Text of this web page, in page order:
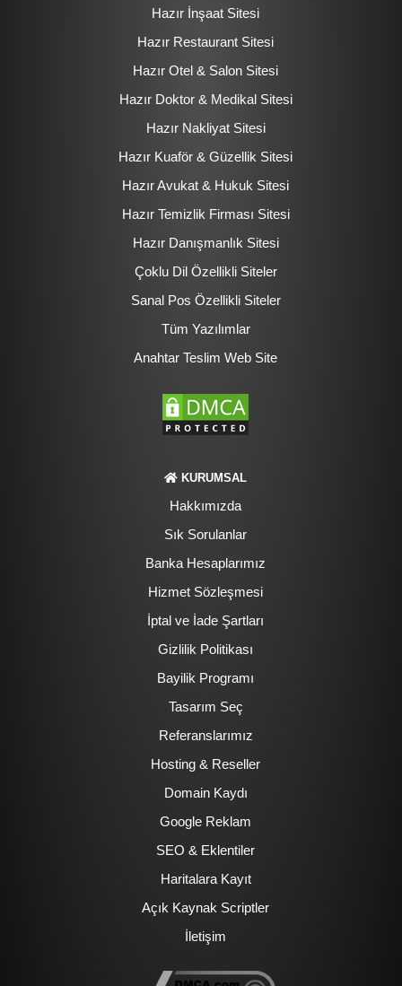
Hazır İnşaat Sitesi
Hazır Restaurant Sitesi
Hazır Otel & Salon Sitesi
Hazır Doktor & Medikal Sitesi
Hazır Nakliyat Sitesi
Hazır Kuaför & Güzellik Sitesi
Hazır Avukat & Hukuk Sitesi
Hazır Temizlik Firması Sitesi
Hazır Danışmanlık Sitesi
Çoklu Dil Özellikli Siteler
Sanal Pos Özellikli Siteler
Tüm Yazılımlar
Anahtar Teslim Web Site
KURUMSAL
Hakkımızda
Sık Sorulanlar
Banka Hesaplarımız
Hizmet Sözleşmesi
İptal ve İade Şartları
Gizlilik Politikası
Bayilik Programı
Tasarım Seç
Referanslarımız
Hosting & Reseller
Domain Kaydı
Google Reklam
SEO & Eklentiler
Haritalara Kayıt
Açık Kaynak Scriptler
İletişim